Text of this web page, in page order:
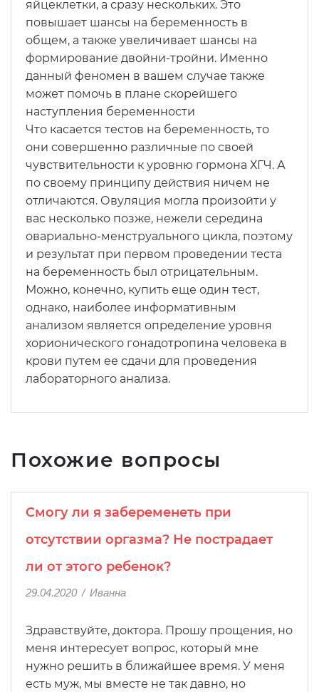
яйцеклетки, а сразу нескольких. Это
повышает шансы на беременность в
общем, а также увеличивает шансы на
формирование двойни-тройни. Именно
данный феномен в вашем случае также
может помочь в плане скорейшего
наступления беременности
Что касается тестов на беременность, то
они совершенно различные по своей
чувствительности к уровню гормона ХГЧ. А
по своему принципу действия ничем не
отличаются. Овуляция могла произойти у
вас несколько позже, нежели середина
овариально-менструального цикла, поэтому
и результат при первом проведении теста
на беременность был отрицательным.
Можно, конечно, купить еще один тест,
однако, наиболее информативным
анализом является определение уровня
хорионического гонадотропина человека в
крови путем ее сдачи для проведения
лабораторного анализа.
Похожие вопросы
Смогу ли я забеременеть при
отсутствии оргазма? Не пострадает
ли от этого ребенок?
29.04.2020 / Иванна
Здравствуйте, доктора. Прошу прощения, но
меня интересует вопрос, который мне
нужно решить в ближайшее время. У меня
есть муж, мы вместе не так давно, но